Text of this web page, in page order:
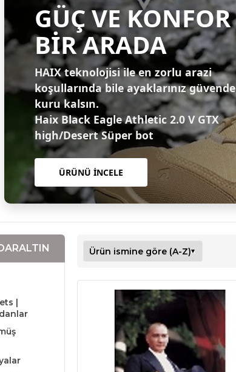
GÜÇ VE KONFOR
BİR ARADA
HAIX teknolojisi ile en zorlu arazi
koşullarında bile ayaklarınız
kuru kalsın.
Haix Black Eagle Athletic 2.0 V GTX
high/Desert Süper bot
ÜRÜNÜ İNCELE
|